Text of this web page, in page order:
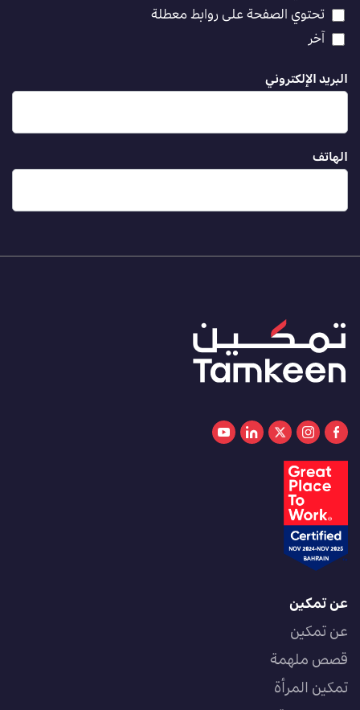
تحتوي الصفحة على روابط معطلة
آخر
البريد الإلكتروني
الهاتف
عن تمكين
عن تمكين
قصص ملهمة
تمكين المرأة